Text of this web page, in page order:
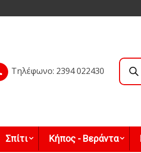
Τηλέφωνο: 2394 022430 search
Σπίτι Κήπος - Βεράντα